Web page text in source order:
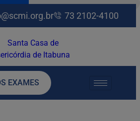
73 2102-4100
EXAMES